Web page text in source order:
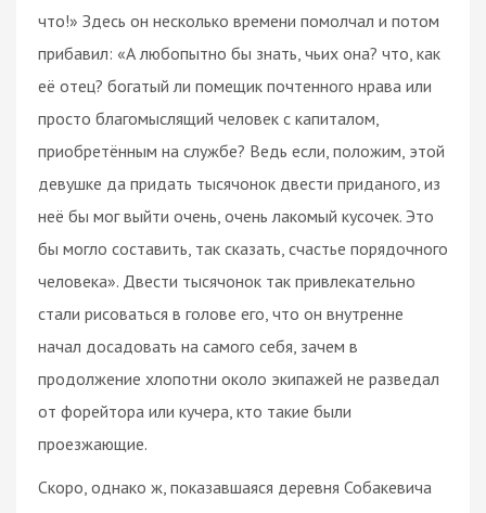
что!» Здесь он несколько времени помолчал и потом
прибавил: «А любопытно бы знать, чьих она? что, как
её отец? богатый ли помещик почтенного нрава или
просто благомыслящий человек с капиталом,
приобретённым на службе? Ведь если, положим, этой
девушке да придать тысячонок двести приданого, из
неё бы мог выйти очень, очень лакомый кусочек. Это
бы могло составить, так сказать, счастье порядочного
человека». Двести тысячонок так привлекательно
стали рисоваться в голове его, что он внутренне
начал досадовать на самого себя, зачем в
продолжение хлопотни около экипажей не разведал
от форейтора или кучера, кто такие были
проезжающие.
Скоро, однако ж, показавшаяся деревня Собакевича